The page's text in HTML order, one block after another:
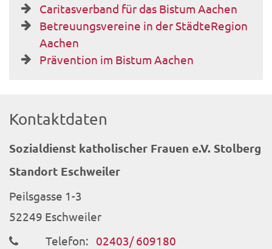
Caritasverband für das Bistum Aachen
Betreuungsvereine in der StädteRegion
Aachen
Prävention im Bistum Aachen
Kontaktdaten
Sozialdienst katholischer Frauen e.V. Stolberg
Standort Eschweiler
Peilsgasse 1-3
52249 Eschweiler
Telefon: 02403/ 609180